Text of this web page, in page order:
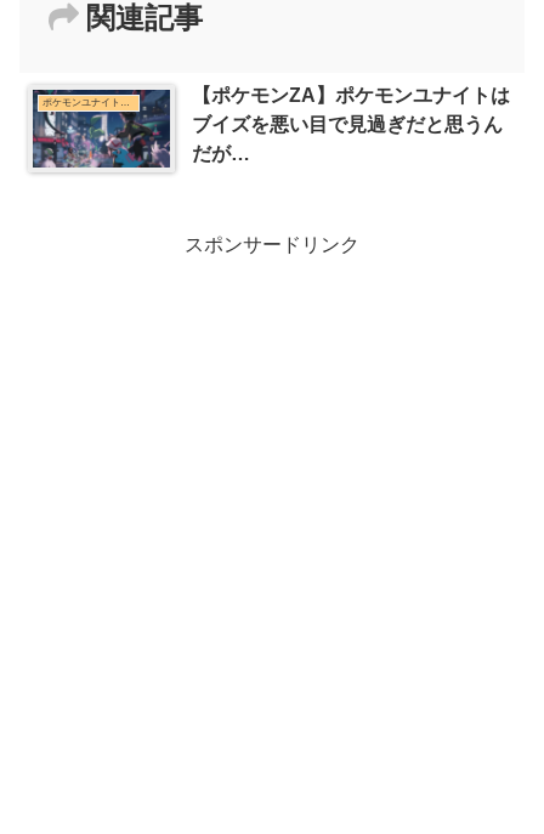
関連記事
ポケモンユナイトまとめ
【ポケモンZA】ポケモンユナイトは
ブイズを悪い目で見過ぎだと思うん
だが…
スポンサードリンク